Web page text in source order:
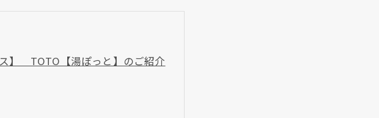
】 TOTO【湯ぽっと】のご紹介
ラシです。